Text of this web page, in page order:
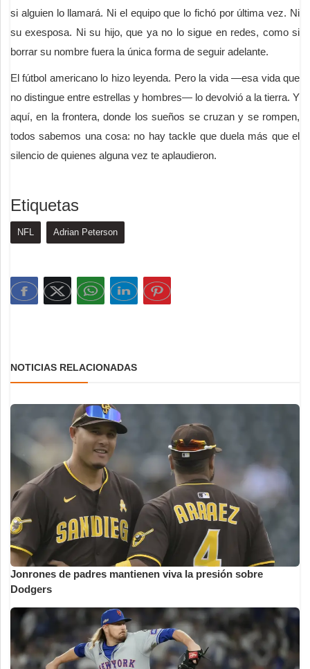
si alguien lo llamará. Ni el equipo que lo fichó por última vez. Ni
su exesposa. Ni su hijo, que ya no lo sigue en redes, como si
borrar su nombre fuera la única forma de seguir adelante.
El fútbol americano lo hizo leyenda. Pero la vida —esa vida que
no distingue entre estrellas y hombres— lo devolvió a la tierra. Y
aquí, en la frontera, donde los sueños se cruzan y se rompen,
todos sabemos una cosa: no hay tackle que duela más que el
silencio de quienes alguna vez te aplaudieron.
Etiquetas
NFL Adrian Peterson
NOTICIAS RELACIONADAS
Jonrones de padres mantienen viva la presión sobre
Dodgers